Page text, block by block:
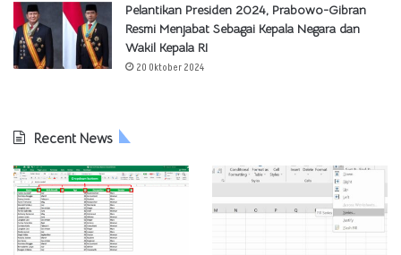
Pelantikan Presiden 2024, Prabowo-Gibran
Resmi Menjabat Sebagai Kepala Negara dan
Wakil Kepala RI
20 Oktober 2024
Recent News